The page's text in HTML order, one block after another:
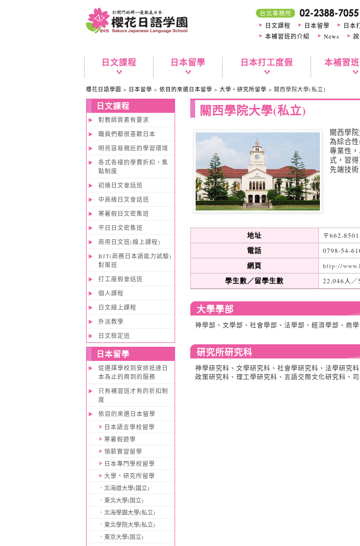
台北事務所
日文課程
日本留學 日本
本補習班的介紹
News
日文課程 日本留學 日本打工度假 本補習
櫻花日語學園 > 日本留學 > 依目的來選日本留學 > 大學・研究所留學 > 關西學院大學(私立)
關西學院大學(私立)
關西學
為綜合
專業性
式，習
先端技
地址 〒662-
電話 0798-54-
網頁 http://
學生數／留學生數 22,046人／
大學學部
神學部、文學部、社會學部、法學部、經濟學部、商
研究所研究科
神學研究科、文學研究科、社會學研究科、法學研究
政策研究科、理工學研究科、言語交際文化研究科、
日文課程
對教師質素有要求
職員們都很喜歡日本
明亮容易親近的學習環境
各式各樣的學費折扣、集
點制度
初級日文會話班
中高級日文會話班
寒暑假日文密集班
平日日文密集班
商用日文班(線上課程)
BJT(商務日本語能力試驗)
對策班
打工度假會話班
個人課程
日文線上課程
外派教學
日文檢定班
日本留學
從選擇學校到安排抵達日
本為止的周到的服務
只有補習班才有的折扣制
度
依目的來選日本留學
日本語言學校留學
寒暑假遊學
領薪實習留學
日本專門學校留學
大學・研究所留學
北海道大學(國立)
東北大學(国立)
北海學園大學(私立)
東北學院大學(私立)
東京大學(国立)